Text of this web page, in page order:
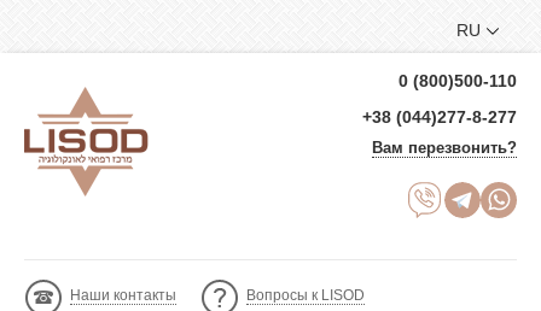
RU
0 (800)500-110
+38 (044)277-8-277
Вам перезвонить?
Наши контакты Вопросы к LISOD